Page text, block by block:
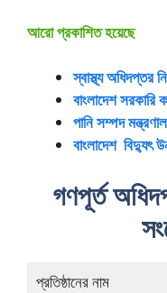
আরো প্রকাশিত হয়েছে
স্বাস্থ্য অধিদপ্তর
বাংলাদেশ সরকারি
পানি সম্পদ
বাংলাদেশ বিদ্যুৎ
গণপূর্ত
প্রতিষ্ঠানের নাম